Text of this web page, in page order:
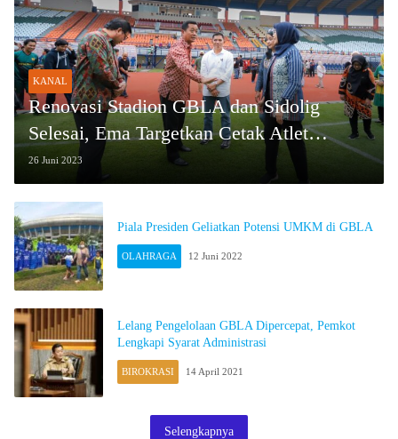
KANAL
Renovasi Stadion GBLA dan Sidolig
Selesai, Ema Targetkan Cetak Atlet
Handal
26 Juni 2023
Piala Presiden Geliatkan Potensi UMKM di GBLA
OLAHRAGA 12 Juni 2022
Lelang Pengelolaan GBLA Dipercepat, Pemkot
Lengkapi Syarat Administrasi
BIROKRASI 14 April 2021
Selengkapnya